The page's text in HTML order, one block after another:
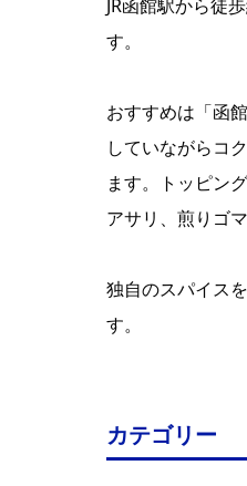
JR函館駅から
す。
おすすめは「函
していながらコ
ます。トッピン
アサリ、煎りゴ
独自のスパイス
す。
カテゴリー